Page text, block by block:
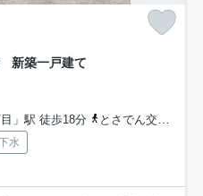
新築一戸建て
」駅 徒歩18分
とさでん交通「鴨田小学校前通」バス停下車 徒歩6分
水